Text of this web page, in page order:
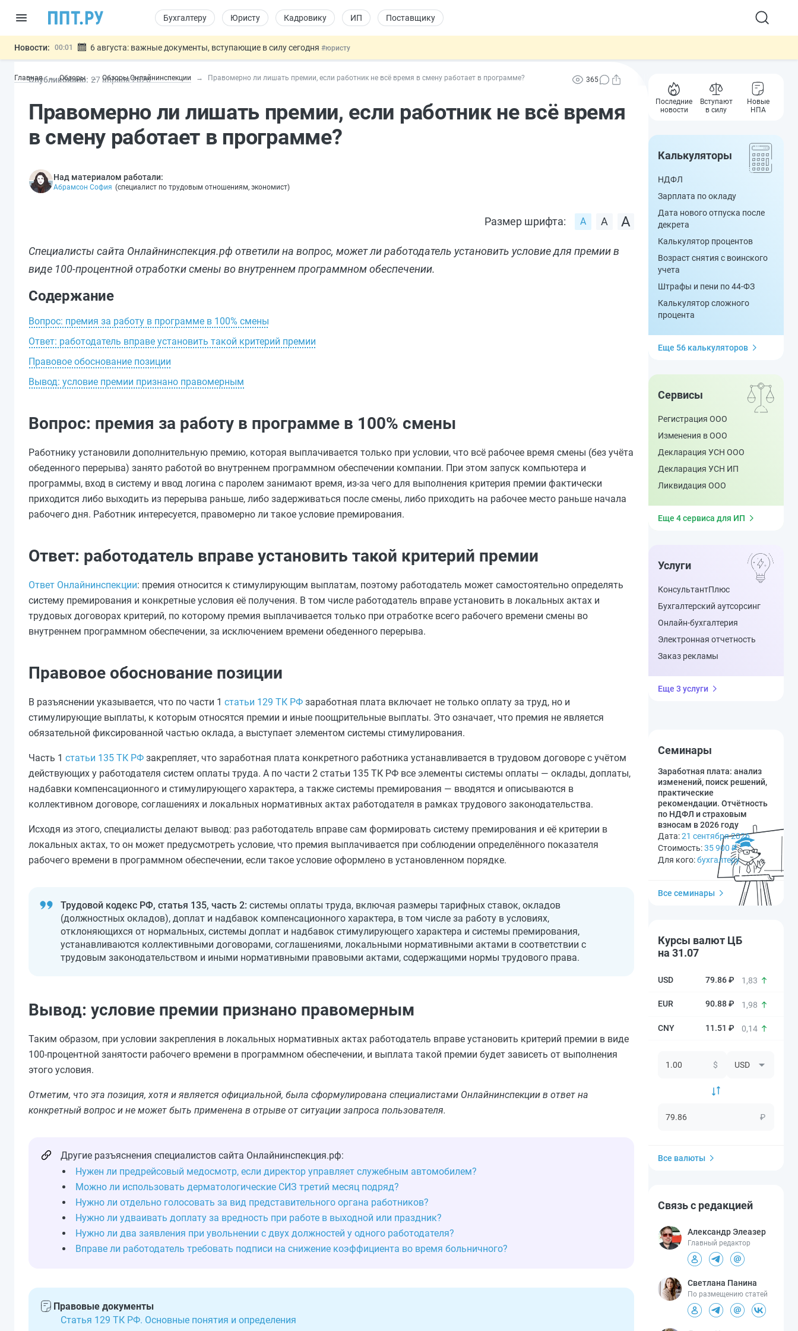
Бухгалтеру Юристу Кадровику ИП Поставщику
Новости: 00:01 6 августа: важные документы, вступающие в силу сегодня #юристу
05.08 Мигрантам с судимостью запретят получать ВНЖ и гражданство: закон подписан#физлицу
05.08
Важно Подписан закон об упрощении госзакупок по 44-ФЗ #заказчику
Главная Обзоры Обзоры Онлайнинспекции Правомерно ли лишать премии, если работник не всё время в смену работает в программе?
Опубликовано: 27 апреля2026 365
Правомерно ли лишать премии, если работник не всё время
в смену работает в программе?
Над материалом работали:
Абрамсон София (специалист по трудовым отношениям, экономист)
Размер шрифта:
Специалисты сайта Онлайнинспекция.рф ответили на вопрос, может ли работодатель установить условие для премии в
виде 100‑процентной отработки смены во внутреннем программном обеспечении.
Содержание
Вопрос: премия за работу в программе в 100% смены
Ответ: работодатель вправе установить такой критерий премии
Правовое обоснование позиции
Вывод: условие премии признано правомерным
Вопрос: премия за работу в программе в 100% смены
Работнику установили дополнительную премию, которая выплачивается только при условии, что всё рабочее время смены (без учёта
обеденного перерыва) занято работой во внутреннем программном обеспечении компании. При этом запуск компьютера и
программы, вход в систему и ввод логина с паролем занимают время, из‑за чего для выполнения критерия премии фактически
приходится либо выходить из перерыва раньше, либо задерживаться после смены, либо приходить на рабочее место раньше начала
рабочего дня. Работник интересуется, правомерно ли такое условие премирования.
Ответ: работодатель вправе установить такой критерий премии
Ответ Онлайнинспекции: премия относится к стимулирующим выплатам, поэтому работодатель может самостоятельно определять
систему премирования и конкретные условия её получения. В том числе работодатель вправе установить в локальных актах и
трудовых договорах критерий, по которому премия выплачивается только при отработке всего рабочего времени смены во
внутреннем программном обеспечении, за исключением времени обеденного перерыва.
Правовое обоснование позиции
В разъяснении указывается, что по части 1 статьи 129 ТК РФ заработная плата включает не только оплату за труд, но и
стимулирующие выплаты, к которым относятся премии и иные поощрительные выплаты. Это означает, что премия не является
обязательной фиксированной частью оклада, а выступает элементом системы стимулирования.
Часть 1 статьи 135 ТК РФ закрепляет, что заработная плата конкретного работника устанавливается в трудовом договоре с учётом
действующих у работодателя систем оплаты труда. А по части 2 статьи 135 ТК РФ все элементы системы оплаты — оклады, доплаты,
надбавки компенсационного и стимулирующего характера, а также системы премирования — вводятся и описываются в
коллективном договоре, соглашениях и локальных нормативных актах работодателя в рамках трудового законодательства.
Исходя из этого, специалисты делают вывод: раз работодатель вправе сам формировать систему премирования и её критерии в
локальных актах, то он может предусмотреть условие, что премия выплачивается при соблюдении определённого показателя
рабочего времени в программном обеспечении, если такое условие оформлено в установленном порядке.
Трудовой кодекс РФ, статья 135, часть 2: системы оплаты труда, включая размеры тарифных ставок, окладов
(должностных окладов), доплат и надбавок компенсационного характера, в том числе за работу в условиях,
отклоняющихся от нормальных, системы доплат и надбавок стимулирующего характера и системы премирования,
устанавливаются коллективными договорами, соглашениями, локальными нормативными актами в соответствии с
трудовым законодательством и иными нормативными правовыми актами, содержащими нормы трудового права.
Вывод: условие премии признано правомерным
Таким образом, при условии закрепления в локальных нормативных актах работодатель вправе установить критерий премии в виде
100‑процентной занятости рабочего времени в программном обеспечении, и выплата такой премии будет зависеть от выполнения
этого условия.
Отметим, что эта позиция, хотя и является официальной, была сформулирована специалистами Онлайнинспекции в ответ на
конкретный вопрос и не может быть применена в отрыве от ситуации запроса пользователя.
Другие разъяснения специалистов сайта Онлайнинспекция.рф:
Нужен ли предрейсовый медосмотр, если директор управляет служебным автомобилем?
Можно ли использовать дерматологические СИЗ третий месяц подряд?
Нужно ли отдельно голосовать за вид представительного органа работников?
Нужно ли удваивать доплату за вредность при работе в выходной или праздник?
Нужно ли два заявления при увольнении с двух должностей у одного работодателя?
Вправе ли работодатель требовать подписи на снижение коэффициента во время больничного?
Правовые документы
Статья 129 ТК РФ. Основные понятия и определения
Последние
новости
Вступают
в силу
Новые
НПА
Калькуляторы
НДФЛ
Зарплата по окладу
Дата нового отпуска после
декрета
Калькулятор процентов
Возраст снятия с воинского
учета
Штрафы и пени по 44-ФЗ
Калькулятор сложного
процента
Еще 56 калькуляторов
Сервисы
Регистрация ООО
Изменения в ООО
Декларация УСН ООО
Декларация УСН ИП
Ликвидация ООО
Еще 4 сервиса для ИП
Услуги
КонсультантПлюс
Бухгалтерский аутсорсинг
Онлайн-бухгалтерия
Электронная отчетность
Заказ рекламы
Еще 3 услуги
Семинары
Заработная плата: анализ
изменений, поиск решений,
практические
рекомендации. Отчётность
по НДФЛ и страховым
взносам в 2026 году
Дата:21 сентября 2026
Стоимость:35 900 ₽
Для кого:бухгалтеру
Все семинары
Курсы валют ЦБ
на 31.07
79.86 ₽ 1,83
90.88 ₽ 1,98
11.51 ₽ 0,14
$
₽
Все валюты
Связь с редакцией
Александр Элеазер
Главный редактор
Светлана Панина
По размещению статей